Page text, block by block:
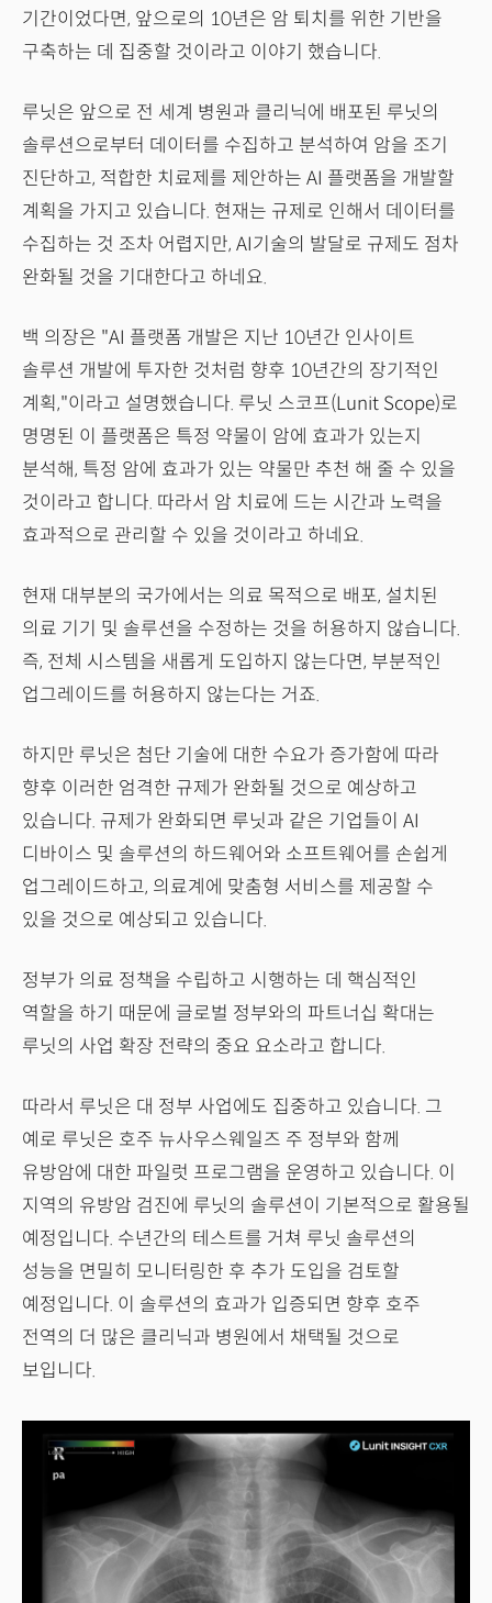
기간이었다면, 앞으로의 10년은 암 퇴치를 위한 기반을
구축하는 데 집중할 것이라고 이야기 했습니다.
루닛은 앞으로 전 세계 병원과 클리닉에 배포된 루닛의
솔루션으로부터 데이터를 수집하고 분석하여 암을 조기
진단하고, 적합한 치료제를 제안하는 AI 플랫폼을 개발할
계획을 가지고 있습니다. 현재는 규제로 인해서 데이터를
수집하는 것 조차 어렵지만, AI기술의 발달로 규제도 점차
완화될 것을 기대한다고 하네요.
백 의장은 "AI 플랫폼 개발은 지난 10년간 인사이트
솔루션 개발에 투자한 것처럼 향후 10년간의 장기적인
계획,"이라고 설명했습니다. 루닛 스코프(Lunit Scope)로
명명된 이 플랫폼은 특정 약물이 암에 효과가 있는지
분석해, 특정 암에 효과가 있는 약물만 추천 해 줄 수 있을
것이라고 합니다. 따라서 암 치료에 드는 시간과 노력을
효과적으로 관리할 수 있을 것이라고 하네요.
현재 대부분의 국가에서는 의료 목적으로 배포, 설치된
의료 기기 및 솔루션을 수정하는 것을 허용하지 않습니다.
즉, 전체 시스템을 새롭게 도입하지 않는다면, 부분적인
업그레이드를 허용하지 않는다는 거죠.
하지만 루닛은 첨단 기술에 대한 수요가 증가함에 따라
향후 이러한 엄격한 규제가 완화될 것으로 예상하고
있습니다. 규제가 완화되면 루닛과 같은 기업들이 AI
디바이스 및 솔루션의 하드웨어와 소프트웨어를 손쉽게
업그레이드하고, 의료계에 맞춤형 서비스를 제공할 수
있을 것으로 예상되고 있습니다.
정부가 의료 정책을 수립하고 시행하는 데 핵심적인
역할을 하기 때문에 글로벌 정부와의 파트너십 확대는
루닛의 사업 확장 전략의 중요 요소라고 합니다.
따라서 루닛은 대 정부 사업에도 집중하고 있습니다. 그
예로 루닛은 호주 뉴사우스웨일즈 주 정부와 함께
유방암에 대한 파일럿 프로그램을 운영하고 있습니다. 이
지역의 유방암 검진에 루닛의 솔루션이 기본적으로 활용될
예정입니다. 수년간의 테스트를 거쳐 루닛 솔루션의
성능을 면밀히 모니터링한 후 추가 도입을 검토할
예정입니다. 이 솔루션의 효과가 입증되면 향후 호주
전역의 더 많은 클리닉과 병원에서 채택될 것으로
보입니다.